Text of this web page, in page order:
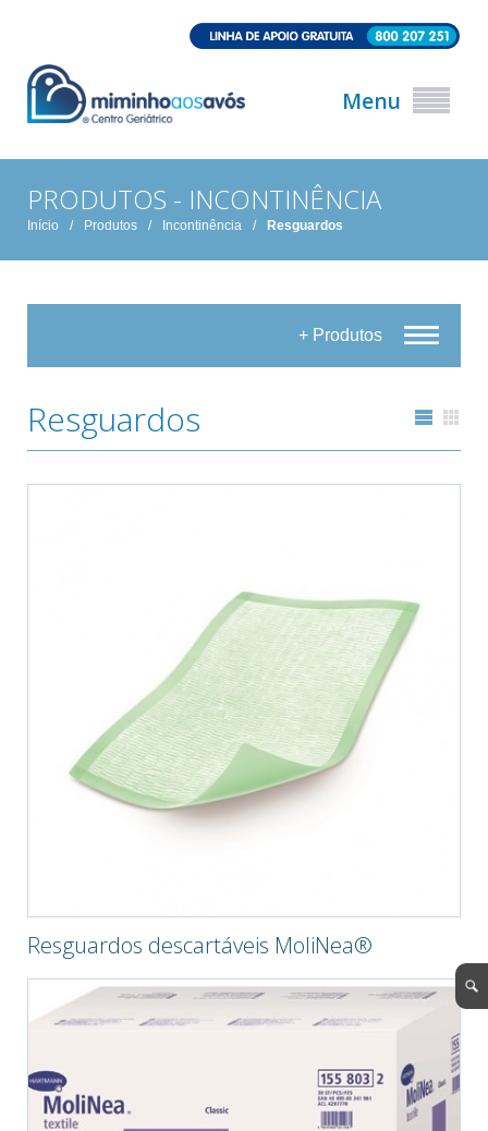
Menu
PRODUTOS - INCONTINÊNCIA
Início / Produtos / Incontinência / Resguardos
+ Produtos
Resguardos
Resguardos descartáveis MoliNea®